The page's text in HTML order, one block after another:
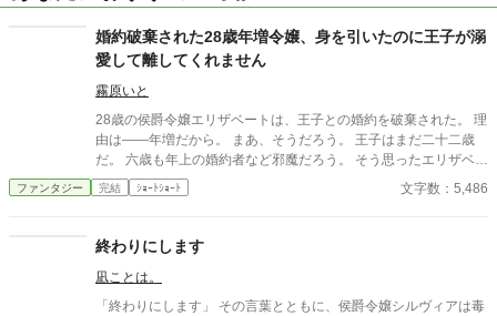
婚約破棄された28歳年増令嬢、身を引いたのに王子が溺
愛して離してくれません
霧原いと
28歳の侯爵令嬢エリザベートは、王子との婚約を破棄された。 理
由は――年増だから。 まあ、そうだろう。 王子はまだ二十二歳
だ。 六歳も年上の婚約者など邪魔だろう。 そう思ったエリザベー
トは、あっさり身を引くことにした。 ところが。 「エリザベー
ト！ 逃げるな！」 なぜか婚約破棄した本人である王子が、全力
よね？」 「そうだ！」 「ではなぜ追いかけてくるのですか」
「好きだからだ！」 「最初からそう言ってください！」 婚約破棄
された年増令嬢と、溺愛王子のギャグ気味ラブコメ。
ファンタジー 完結 ｼｮｰﾄｼｮｰﾄ 文字数：5,486
終わりにします
凪ことは。
「終わりにします」 その言葉とともに、侯爵令嬢シルヴィアは毒